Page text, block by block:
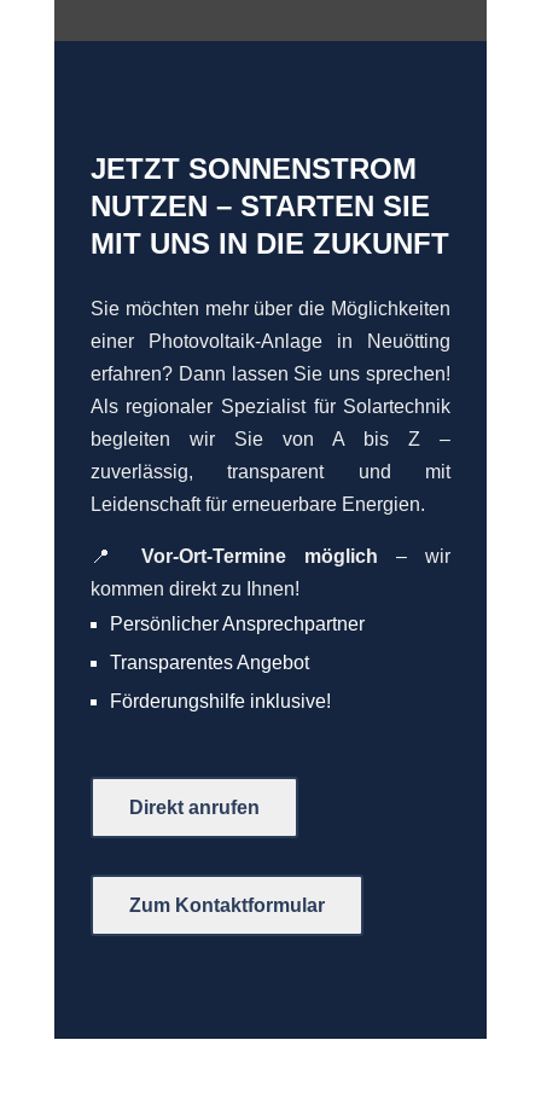
JETZT SONNENSTROM
NUTZEN – STARTEN SIE
MIT UNS IN DIE ZUKUNFT
Sie möchten mehr über die Möglichkeiten
einer Photovoltaik-Anlage in Neuötting
erfahren? Dann lassen Sie uns sprechen!
Als regionaler Spezialist für Solartechnik
begleiten wir Sie von A bis Z –
zuverlässig, transparent und mit
Leidenschaft für erneuerbare Energien.
📍 Vor-Ort-Termine möglich – wir
kommen direkt zu Ihnen!
Persönlicher Ansprechpartner
Transparentes Angebot
Förderungshilfe inklusive!
Direkt anrufen
Zum Kontaktformular